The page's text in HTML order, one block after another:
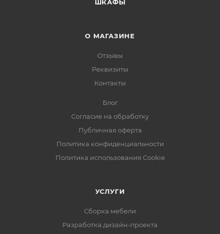
ШКАФЫ
О МАГАЗИНЕ
Отзывы
Реквизиты
Контакты
Блог
Согласие на обработку
Публичная оферта
Политика конфиденциальности
Политика использования Cookie
УСЛУГИ
Сборка мебели
Разработка дизайн-проекта